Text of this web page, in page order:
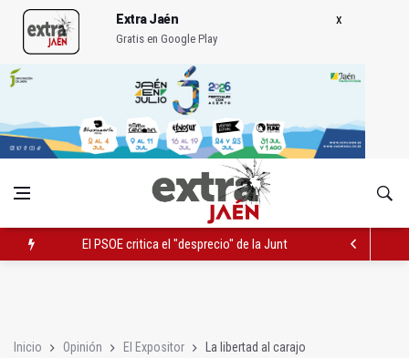
Extra Jaén
Gratis en Google Play
El PSOE critica el "desprecio" de la Junta al Cetedex
Inicio Opinión El Expositor La libertad al carajo